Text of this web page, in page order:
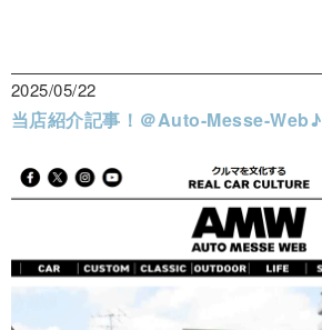
2025/05/22
当店紹介記事！＠Auto-Messe-Web♪